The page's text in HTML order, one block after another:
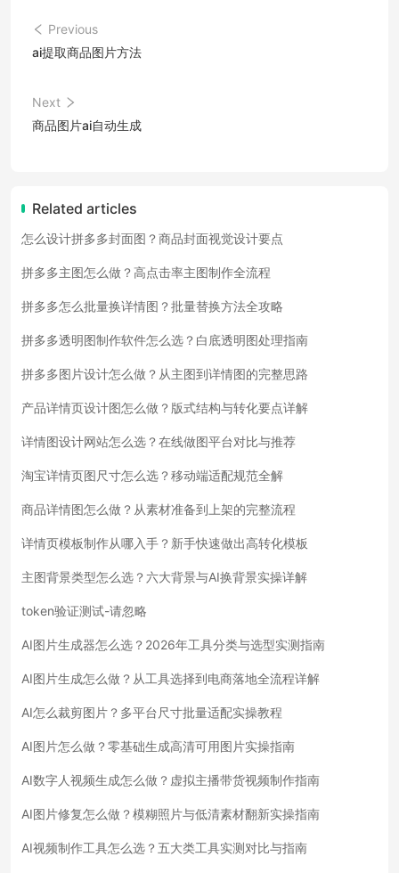
Previous
ai提取商品图片方法
Next
商品图片ai自动生成
Related articles
怎么设计拼多多封面图？商品封面视觉设计要点
拼多多主图怎么做？高点击率主图制作全流程
拼多多怎么批量换详情图？批量替换方法全攻略
拼多多透明图制作软件怎么选？白底透明图处理指南
拼多多图片设计怎么做？从主图到详情图的完整思路
产品详情页设计图怎么做？版式结构与转化要点详解
详情图设计网站怎么选？在线做图平台对比与推荐
淘宝详情页图尺寸怎么选？移动端适配规范全解
商品详情图怎么做？从素材准备到上架的完整流程
详情页模板制作从哪入手？新手快速做出高转化模板
主图背景类型怎么选？六大背景与AI换背景实操详解
token验证测试-请忽略
AI图片生成器怎么选？2026年工具分类与选型实测指南
AI图片生成怎么做？从工具选择到电商落地全流程详解
AI怎么裁剪图片？多平台尺寸批量适配实操教程
AI图片怎么做？零基础生成高清可用图片实操指南
AI数字人视频生成怎么做？虚拟主播带货视频制作指南
AI图片修复怎么做？模糊照片与低清素材翻新实操指南
AI视频制作工具怎么选？五大类工具实测对比与指南